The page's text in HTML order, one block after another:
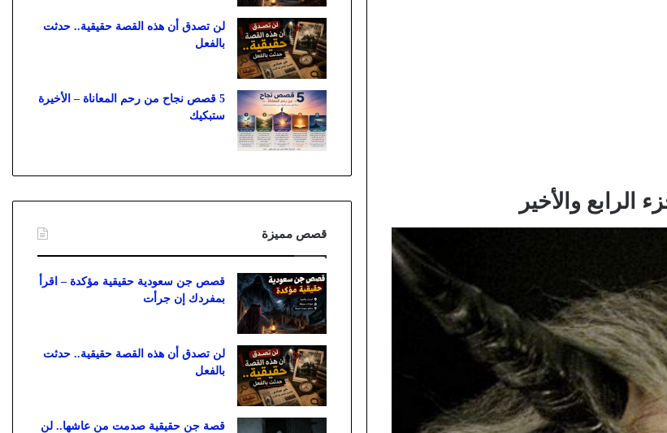
الرابع والأخير
لن تصدق أن هذه القصة حقيقية.. حدثت
بالفعل
5 قصص نجاح من رحم المعاناة – الأخيرة
ستبكيك
قصص مميزة
قصص جن سعودية حقيقية مؤكدة – اقرأ
بمفردك إن جرأت
لن تصدق أن هذه القصة حقيقية.. حدثت
بالفعل
قصة جن حقيقية صدمت من عاشها.. لن